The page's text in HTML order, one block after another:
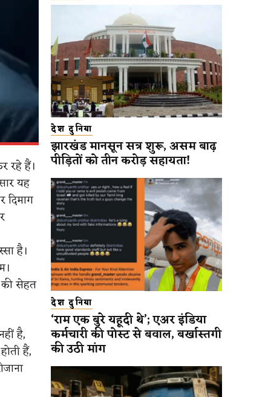
रहे हैं।
यह
है।
सेहत
है,
हैं,
देश दुनिया
झारखंड मानसून सत्र शुरू, असम बाढ़
पीड़ितों को तीन करोड़ सहायता!
देश दुनिया
‘राम एक बुरे यहूदी थे’; एअर इंडिया
कर्मचारी की पोस्ट से बवाल, बर्खास्तगी
की उठी मांग